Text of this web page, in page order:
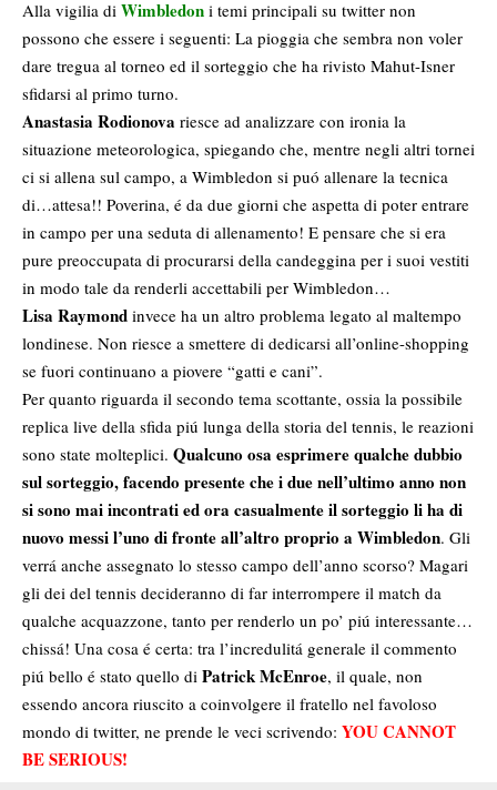
Alla vigilia di Wimbledon i temi principali su twitter non
possono che essere i seguenti: La pioggia che sembra non voler
dare tregua al torneo ed il sorteggio che ha rivisto Mahut-Isner
sfidarsi al primo turno.
Anastasia Rodionova riesce ad analizzare con ironia la
situazione meteorologica, spiegando che, mentre negli altri tornei
ci si allena sul campo, a Wimbledon si puó allenare la tecnica
di…attesa!! Poverina, é da due giorni che aspetta di poter entrare
in campo per una seduta di allenamento! E pensare che si era
pure preoccupata di procurarsi della candeggina per i suoi vestiti
in modo tale da renderli accettabili per Wimbledon…
Lisa Raymond invece ha un altro problema legato al maltempo
londinese. Non riesce a smettere di dedicarsi all’online-shopping
se fuori continuano a piovere “gatti e cani”.
Per quanto riguarda il secondo tema scottante, ossia la possibile
replica live della sfida piú lunga della storia del tennis, le reazioni
sono state molteplici. Qualcuno osa esprimere qualche dubbio
sul sorteggio, facendo presente che i due nell’ultimo anno non
si sono mai incontrati ed ora casualmente il sorteggio li ha di
nuovo messi l’uno di fronte all’altro proprio a Wimbledon. Gli
verrá anche assegnato lo stesso campo dell’anno scorso? Magari
gli dei del tennis decideranno di far interrompere il match da
qualche acquazzone, tanto per renderlo un po’ piú interessante…
chissá! Una cosa é certa: tra l’incredulitá generale il commento
piú bello é stato quello di Patrick McEnroe, il quale, non
essendo ancora riuscito a coinvolgere il fratello nel favoloso
mondo di twitter, ne prende le veci scrivendo: YOU CANNOT
BE SERIOUS!